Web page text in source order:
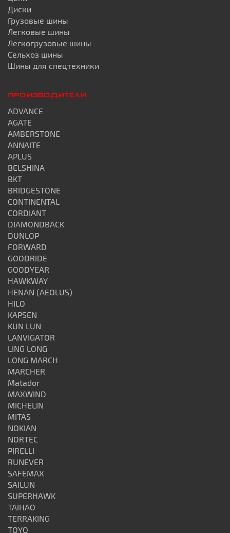
Диски
Грузовые шины
Легковые шины
Легкогрузовые шины
Сельхоз шины
Шины для спецтехники
ПРОИЗВОДИТЕЛИ
ADVANCE
AGATE
AMBERSTONE
ANNAITE
APLUS
BELSHINA
BKT
BRIDGESTONE
CONTINENTAL
CORDIANT
DIAMONDBACK
DUNLOP
FORWARD
GOODRIDE
GOODYEAR
HAWKWAY
HENAN (AEOLUS)
HILO
KAPSEN
KUN LUN
LANVIGATOR
LING LONG
LONG MARCH
MARCHER
Matador
MAXWIND
MICHELIN
MITAS
NOKIAN
NORTEC
PIRELLI
RUNEVER
SAFEMAX
SAILUN
SUPERHAWK
TAIHAO
TERRAKING
TOYO